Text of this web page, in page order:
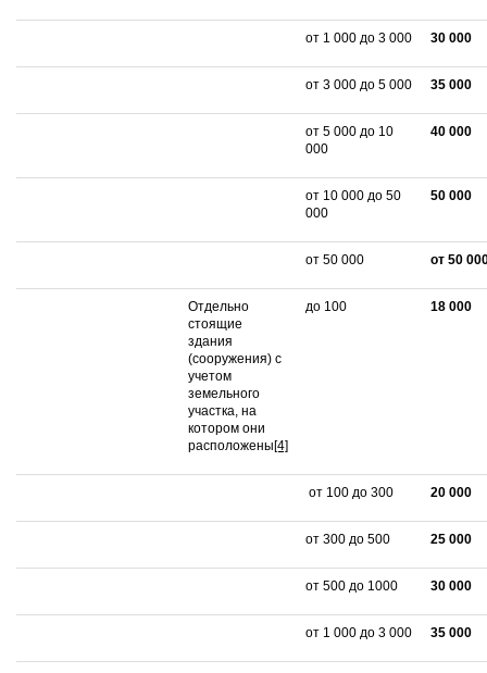
от 1 000 до 3 000 30 000
от 3 000 до 5 000 35 000
от 5 000 до 10
000
40 000
от 10 000 до 50
000
50 000
от 50 000 от 50
Отдельно
стоящие
здания
(сооружения) с
учетом
земельного
участка, на
котором они
расположены[4]
до 100 18 000
от 100 до 300 20 000
от 300 до 500 25 000
от 500 до 1000 30 000
от 1 000 до 3 000 35 000